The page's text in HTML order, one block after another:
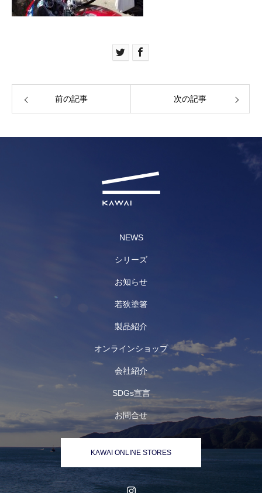
前の記事 次の記事
NEWS
シリーズ
お知らせ
若狭塗箸
製品紹介
オンラインショップ
会社紹介
SDGs宣言
お問合せ
KAWAI ONLINE STORES